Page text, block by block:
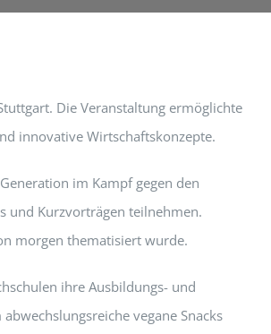
Die Veranstaltung ermöglichte
innovative Wirtschaftskonzepte.
im Kampf gegen den
und Kurzvorträgen teilnehmen.
morgen thematisiert wurde.
ihre Ausbildungs- und
vegane Snacks